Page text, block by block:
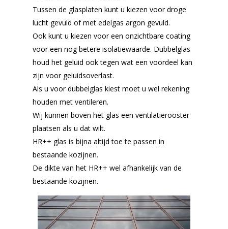
Tussen de glasplaten kunt u kiezen voor droge
lucht gevuld of met edelgas argon gevuld.
Ook kunt u kiezen voor een onzichtbare coating
voor een nog betere isolatiewaarde. Dubbelglas
houd het geluid ook tegen wat een voordeel kan
zijn voor geluidsoverlast.
Als u voor dubbelglas kiest moet u wel rekening
houden met ventileren.
Wij kunnen boven het glas een ventilatierooster
plaatsen als u dat wilt.
HR++ glas is bijna altijd toe te passen in
bestaande kozijnen.
De dikte van het HR++ wel afhankelijk van de
bestaande kozijnen.